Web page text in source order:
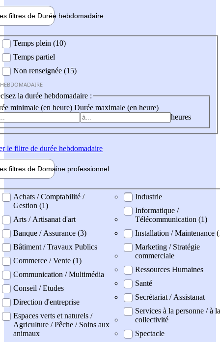
filtres de Durée hebdomadaire
Temps plein (10)
Temps partiel
Non renseignée (15)
la durée hebdomadaire :
minimale (en heure) Durée maximale (en heure)
heures
le filtre de durée hebdomadaire
filtres de Domaine professionnel
professionel
Achats / Comptabilité /
Gestion (1)
Arts / Artisanat d'art
Banque / Assurance (3)
Bâtiment / Travaux Publics
Commerce / Vente (1)
Communication / Multimédia
Conseil / Etudes
Direction d'entreprise
Espaces verts et naturels /
Agriculture / Pêche / Soins aux
animaux
Industrie
Informatique /
Télécommunication (1)
Installation / Maintenance
Marketing / Stratégie
commerciale
Ressources Humaines
Santé
Secrétariat / Assistanat
Services à la personne / à la
collectivité
Spectacle